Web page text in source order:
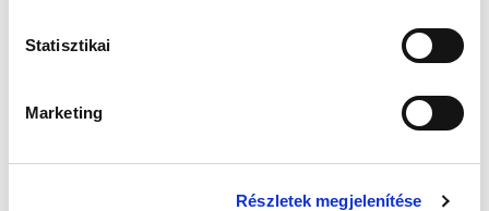
Statisztikai
Marketing
Részletek megjelenítése
szénhidrátok és a feldolgozott